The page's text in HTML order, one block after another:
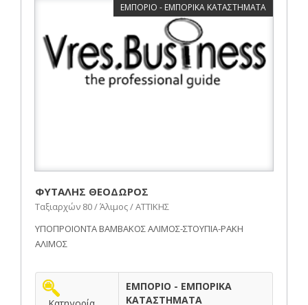
ΕΜΠΟΡΙΟ - ΕΜΠΟΡΙΚΑ ΚΑΤΑΣΤΗΜΑΤΑ
ΦΥΤΑΛΗΣ ΘΕΟΔΩΡΟΣ
Ταξιαρχών 80 / Άλιμος / ΑΤΤΙΚΗΣ
ΥΠΟΠΡΟΙΟΝΤΑ ΒΑΜΒΑΚΟΣ ΑΛΙΜΟΣ-ΣΤΟΥΠΙΑ-ΡΑΚΗ
ΑΛΙΜΟΣ
ΕΜΠΟΡΙΟ - ΕΜΠΟΡΙΚΑ
ΚΑΤΑΣΤΗΜΑΤΑ